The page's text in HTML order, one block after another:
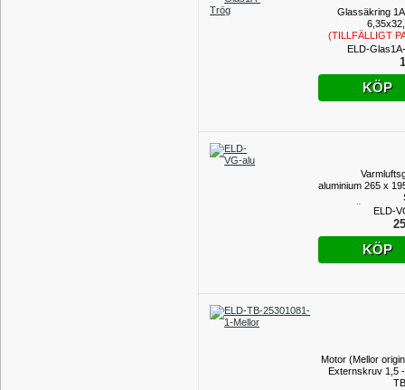
Glassäkring
(TILLFÄLLIGT
ELD-
KÖP
aluminium 265 x
(BEGRÄNSAT
ELD-
KÖP
Motor (Mellor
Externskruv 1,5